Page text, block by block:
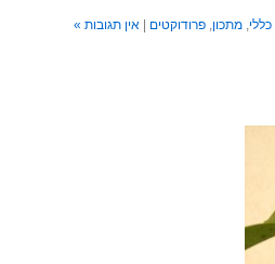
כללי, מתכון, פרודוקטים אין תגובות »